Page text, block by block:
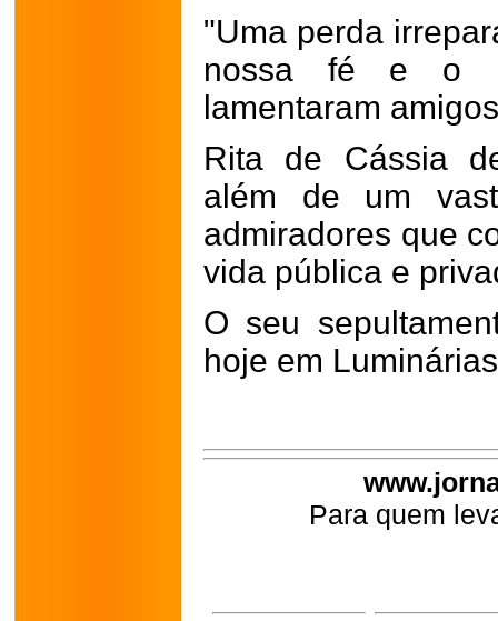
"Uma perda
nossa fé e o
lamentaram
Rita de Cássia
além de um
admiradores que
vida pública e
O seu
hoje em
Para quem